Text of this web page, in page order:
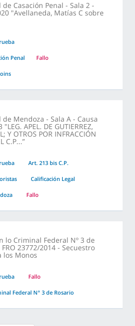
Casación Penal - Sala 2 -
"Avellaneda, Matías C sobre
Penal Fallo
de Mendoza - Sala A - Causa
APEL. DE GUTIERREZ,
Y OTROS POR INFRACCIÓN
C.P...”
Art. 213 bis C.P.
Calificación Legal
Fallo
lo Criminal Federal Nº 3 de
23772/2014 - Secuestro
los Monos
Fallo
Federal N° 3 de Rosario